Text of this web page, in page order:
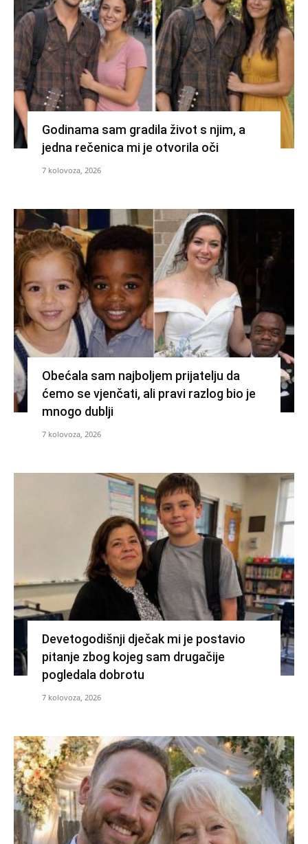
Godinama sam gradila život s njim, a
jedna rečenica mi je otvorila oči
7 kolovoza, 2026
Obećala sam najboljem prijatelju da
ćemo se vjenčati, ali pravi razlog bio je
mnogo dublji
7 kolovoza, 2026
Devetogodišnji dječak mi je postavio
pitanje zbog kojeg sam drugačije
pogledala dobrotu
7 kolovoza, 2026